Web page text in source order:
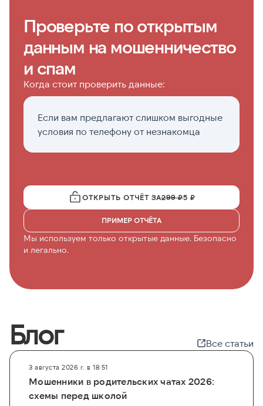
Проверьте по открытым
данным на мошенничество
и спам
Когда стоит проверить данные:
Если вам предлагают слишком выгодные
условия по телефону от незнакомца
ОТКРЫТЬ ОТЧЁТ ЗА299 ₽5 ₽
ПРИМЕР ОТЧЁТА
Мы используем только открытые данные. Безопасно
и легально.
Блог Все статьи
3 августа 2026 г. в 18:51
Мошенники в родительских чатах 2026:
схемы перед школой